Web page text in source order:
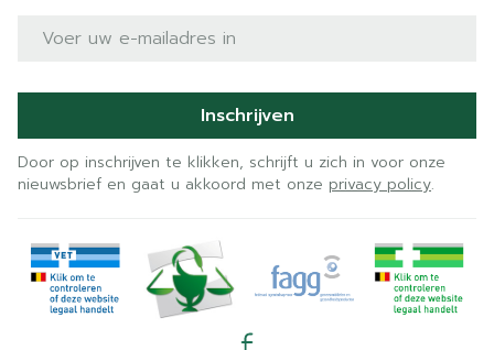
E-mail adres
Inschrijven
Door op inschrijven te klikken, schrijft u zich in voor onze
nieuwsbrief en gaat u akkoord met onze privacy policy.